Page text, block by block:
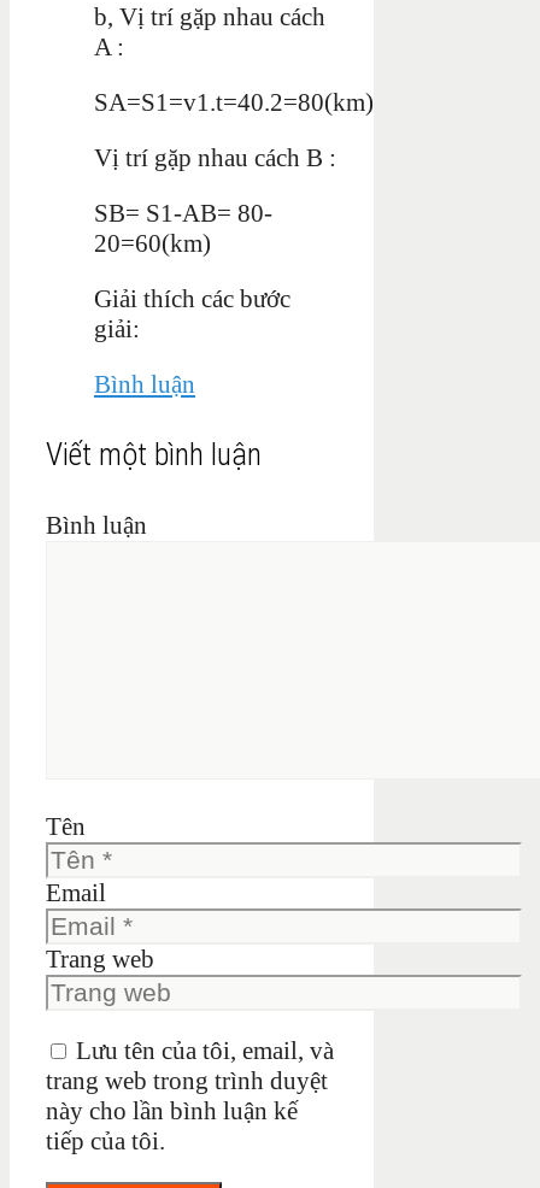
b, Vị trí gặp nhau cách
A :
SA=S1=v1.t=40.2=80(km)
Vị trí gặp nhau cách B :
SB= S1-AB= 80-
20=60(km)
Giải thích các bước
giải:
Bình luận
Viết một bình luận
Bình luận
Tên
Email
Trang web
Lưu tên của tôi, email, và
trang web trong trình duyệt
này cho lần bình luận kế
tiếp của tôi.